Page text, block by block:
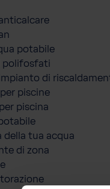
potabile
polifosfati
di
piscine
piscina
della tua acqua
di zona